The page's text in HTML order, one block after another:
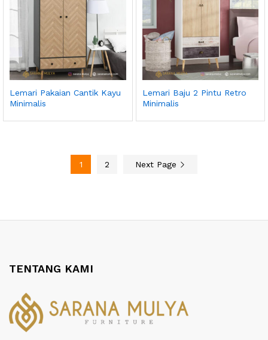
Lemari Pakaian Cantik Kayu
Minimalis
Lemari Baju 2 Pintu Retro
Minimalis
1 2 Next Page
TENTANG KAMI